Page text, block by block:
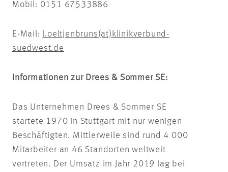
Mobil: 0151 67533886
E-Mail: l.oeltjenbruns(at)klinikverbund-
suedwest.de
Informationen zur Drees & Sommer SE:
Das Unternehmen Drees & Sommer SE
startete 1970 in Stuttgart mit nur wenigen
Beschäftigten. Mittlerweile sind rund 4 000
Mitarbeiter an 46 Standorten weltweit
vertreten. Der Umsatz im Jahr 2019 lag bei